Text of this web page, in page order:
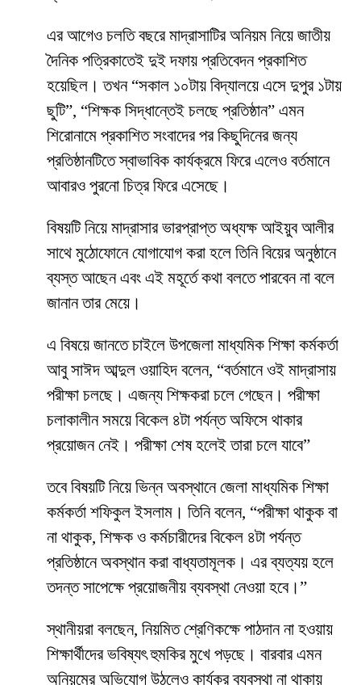
এর আগেও চলতি বছরে মাদ্রাসাটির অনিয়ম নিয়ে জাতীয়
দৈনিক পত্রিকাতেই দুই দফায় প্রতিবেদন প্রকাশিত
হয়েছিল। তখন “সকাল ১০টায় বিদ্যালয়ে এসে দুপুর ১টায়
ছুটি”, “শিক্ষক সিদ্ধান্তেই চলছে প্রতিষ্ঠান” এমন
শিরোনামে প্রকাশিত সংবাদের পর কিছুদিনের জন্য
প্রতিষ্ঠানটিতে স্বাভাবিক কার্যক্রমে ফিরে এলেও বর্তমানে
আবারও পুরনো চিত্র ফিরে এসেছে।
বিষয়টি নিয়ে মাদ্রাসার ভারপ্রাপ্ত অধ্যক্ষ আইয়ুব আলীর
সাথে মুঠোফোনে যোগাযোগ করা হলে তিনি বিয়ের অনুষ্ঠানে
ব্যস্ত আছেন এবং এই মহূর্তে কথা বলতে পারবেন না বলে
জানান তার মেয়ে।
এ বিষয়ে জানতে চাইলে উপজেলা মাধ্যমিক শিক্ষা কর্মকর্তা
আবু সাঈদ আব্দুল ওয়াহিদ বলেন, “বর্তমানে ওই মাদ্রাসায়
পরীক্ষা চলছে। এজন্য শিক্ষকরা চলে গেছেন। পরীক্ষা
চলাকালীন সময়ে বিকেল ৪টা পর্যন্ত অফিসে থাকার
প্রয়োজন নেই। পরীক্ষা শেষ হলেই তারা চলে যাবে”
তবে বিষয়টি নিয়ে ভিন্ন অবস্থানে জেলা মাধ্যমিক শিক্ষা
কর্মকর্তা শফিকুল ইসলাম। তিনি বলেন, “পরীক্ষা থাকুক বা
না থাকুক, শিক্ষক ও কর্মচারীদের বিকেল ৪টা পর্যন্ত
প্রতিষ্ঠানে অবস্থান করা বাধ্যতামূলক। এর ব্যত্যয় হলে
তদন্ত সাপেক্ষে প্রয়োজনীয় ব্যবস্থা নেওয়া হবে।”
স্থানীয়রা বলছেন, নিয়মিত শ্রেণিকক্ষে পাঠদান না হওয়ায়
শিক্ষার্থীদের ভবিষ্যৎ হুমকির মুখে পড়ছে। বারবার এমন
অনিয়মের অভিযোগ উঠলেও কার্যকর ব্যবস্থা না থাকায়